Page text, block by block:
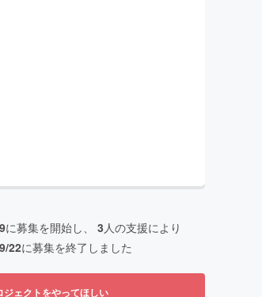
に募集を開始し、 3人の支援により
22に募集を終了しました
ジェクトをやってほしい